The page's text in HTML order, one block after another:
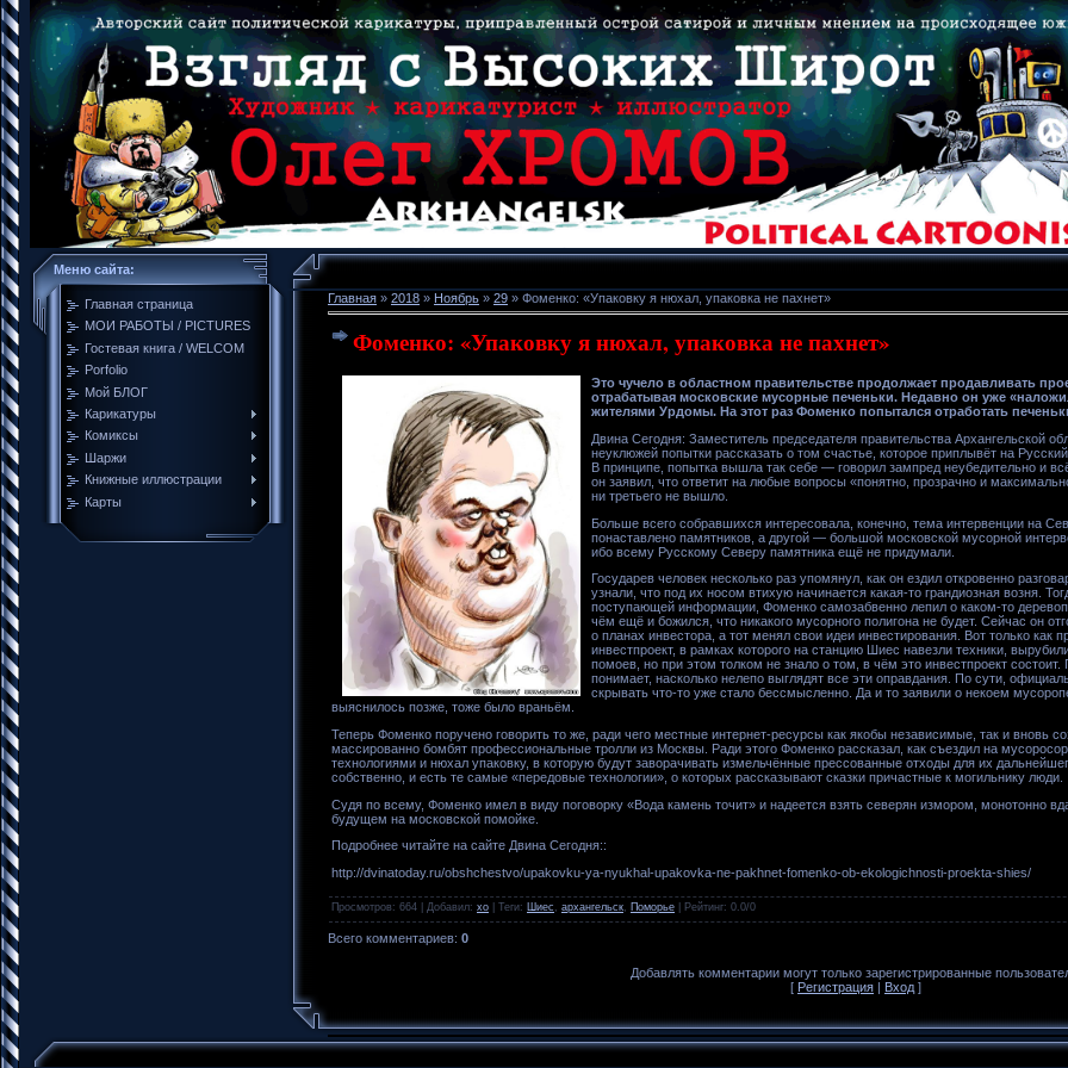
Меню сайта:
Главная страница
МОИ РАБОТЫ / PICTURES
Гостевая книга / WELCOM
Porfolio
Мой БЛОГ
Карикатуры
Комиксы
Шаржи
Книжные иллюстрации
Карты
Главная » 2018 » Ноябрь » 29 » Фоменко: «Упаковку я нюхал, упаковка не пахнет»
Фоменко: «Упаковку я нюхал, упаковка не пахнет»
Это чучело в областном правительстве продолжает продавливать
отрабатывая московские мусорные печеньки. Недавно он уже
жителями Урдомы. На этот раз Фоменко попытался отработать
Двина Сегодня: Заместитель председателя правительства Архангельской
неуклюжей попытки рассказать о том счастье, которое приплывёт на
В принципе, попытка вышла так себе — говорил зампред неубедительно и
он заявил, что ответит на любые вопросы «понятно, прозрачно и
ни третьего не вышло.
Больше всего собравшихся интересовала, конечно, тема интервенции на
понаставлено памятников, а другой — большой московской мусорной
ибо всему Русскому Северу памятника ещё не придумали.
Государев человек несколько раз упомянул, как он ездил откровенно
узнали, что под их носом втихую начинается какая-то грандиозная возня.
поступающей информации, Фоменко самозабвенно лепил о каком-то
чём ещё и божился, что никакого мусорного полигона не будет. Сейчас он
о планах инвестора, а тот менял свои идеи инвестирования. Вот только как
инвестпроект, в рамках которого на станцию Шиес навезли техники,
помоев, но при этом толком не знало о том, в чём это инвестпроект
понимает, насколько нелепо выглядят все эти оправдания. По сути,
скрывать что-то уже стало бессмысленно. Да и то заявили о некоем
выяснилось позже, тоже было враньём.
Теперь Фоменко поручено говорить то же, ради чего местные интернет-ресурсы как якобы независимые, так и вновь
массированно бомбят профессиональные тролли из Москвы. Ради этого Фоменко рассказал, как съездил на
технологиями и нюхал упаковку, в которую будут заворачивать измельчённые прессованные отходы для их
собственно, и есть те самые «передовые технологии», о которых рассказывают сказки причастные к могильнику люди.
Судя по всему, Фоменко имел в виду поговорку «Вода камень точит» и надеется взять северян измором, монотонно
будущем на московской помойке.
Подробнее читайте на сайте Двина Сегодня::
http://dvinatoday.ru/obshchestvo/upakovku-ya-nyukhal-upakovka-ne-pakhnet-fomenko-ob-ekologichnosti-proekta-shies/
Просмотров: 664 | Добавил: xo Теги: Шиес архангельск Поморье Рейтинг: 0.0/0
Всего комментариев: 0
Добавлять комментарии могут только зарегистрированные
[ Регистрация | Вход ]